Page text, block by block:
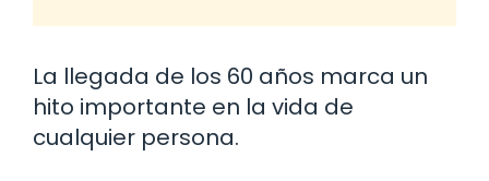
La llegada de los 60 años marca un
hito importante en la vida de
cualquier persona.